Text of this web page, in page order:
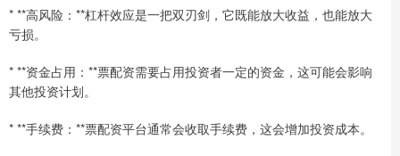
* **高风险：**杠杆效应是一把双刃剑，它既能放大收益，也能放大
亏损。
* **资金占用：**票配资需要占用投资者一定的资金，这可能会影响
其他投资计划。
* **手续费：**票配资平台通常会收取手续费，这会增加投资成本。